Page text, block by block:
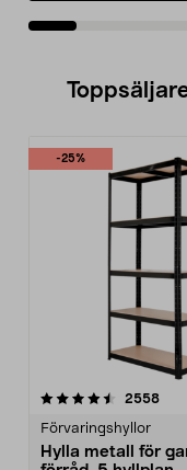
-25%
2558
Förvaringshyllor
Hylla metall för
4.5 av 5